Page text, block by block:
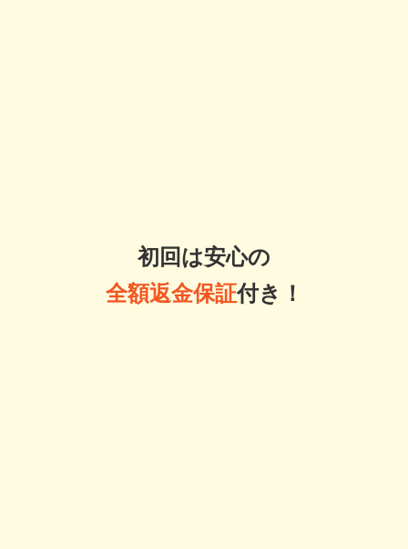
初回は安心の
全額返金保証付き！